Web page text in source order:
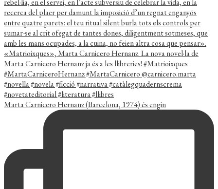
Marta Carnicero Hernanz (Barcelona, 1974) és engin